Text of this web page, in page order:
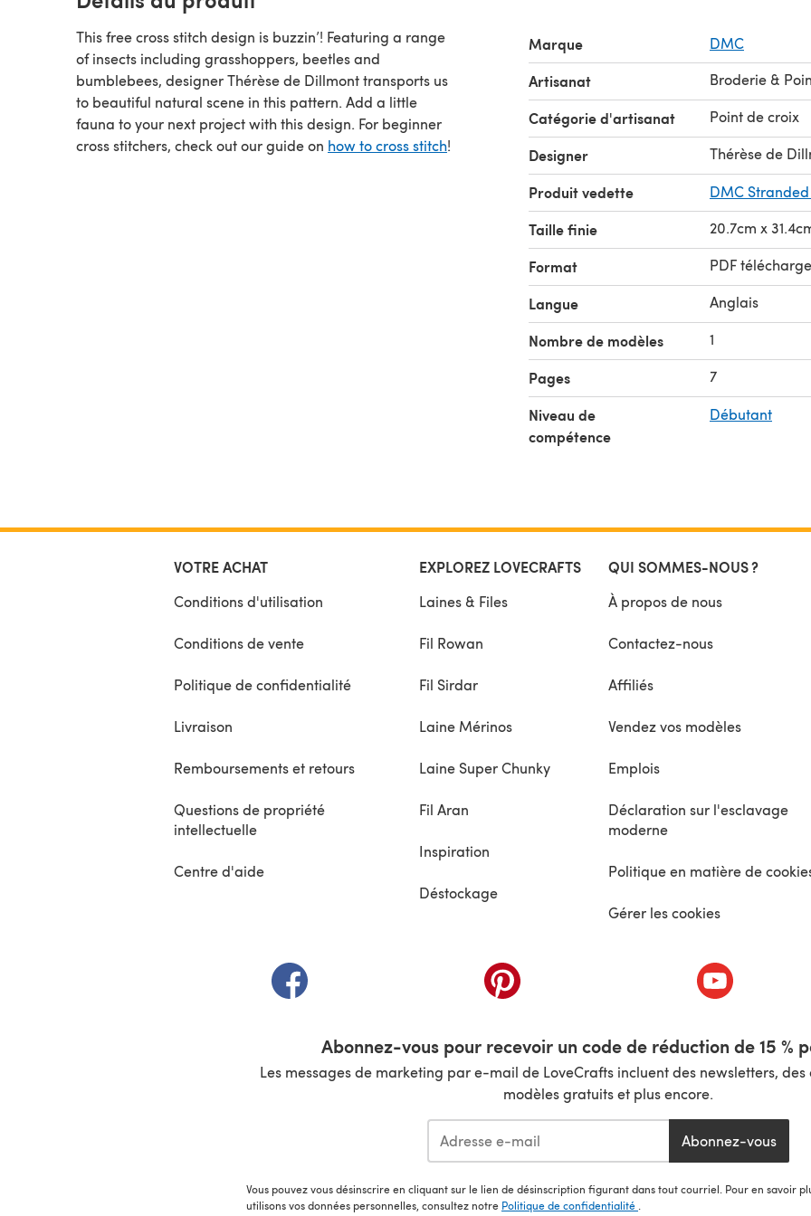
This free cross stitch design is buzzin’! Featuring a range
of insects including grasshoppers, beetles and
bumblebees, designer Thérèse de Dillmont transports us
to beautiful natural scene in this pattern. Add a little
fauna to your next project with this design. For beginner
cross stitchers, check out our guide on how to cross stitch!
Marque DMC
Artisanat Broderie &
Catégorie d'artisanat Point de croix
Designer Thérèse de
Produit vedette DMC
Taille finie 20.7cm x
Format PDF
Langue Anglais
Nombre de modèles 1
Pages 7
Niveau de
compétence
Débutant
VOTRE ACHAT
Conditions d'utilisation
Conditions de vente
Politique de confidentialité
Livraison
Remboursements et retours
Questions de propriété
intellectuelle
Centre d'aide
EXPLOREZ LOVECRAFTS
Laines & Files
Fil Rowan
Fil Sirdar
Laine Mérinos
Laine Super Chunky
Fil Aran
Inspiration
Déstockage
QUI SOMMES-NOUS ?
À propos de nous
Contactez-nous
Affiliés
Vendez vos modèles
Emplois
Déclaration sur l'esclavage
moderne
Politique en matière de
Gérer les cookies
(s'ouvre dans un nouvel onglet) (s'ouvre dans un nouvel onglet) (s'ouvre dans
Abonnez-vous pour recevoir un code de réduction de 15 %
Les messages de marketing par e-mail de LoveCrafts incluent des newsletters,
modèles gratuits et plus encore.
Abonnez-vous
Vous pouvez vous désinscrire en cliquant sur le lien de désinscription figurant dans tout courriel. Pour en savoir
utilisons vos données personnelles, consultez notre Politique de confidentialité